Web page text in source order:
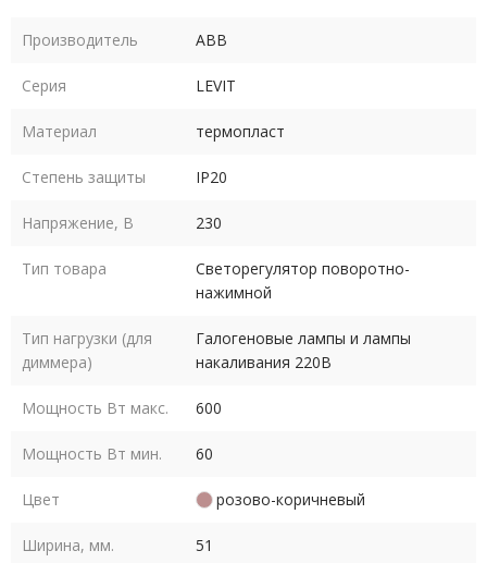
Производитель ABB
Серия LEVIT
Материал термопласт
Степень защиты IP20
Напряжение, В 230
Тип товара
Светорегулятор поворотно-
нажимной
Тип нагрузки (для
диммера)
Галогеновые лампы и лампы
накаливания 220В
Мощность Вт макс. 600
Мощность Вт мин. 60
Цвет розово-коричневый
Ширина, мм. 51